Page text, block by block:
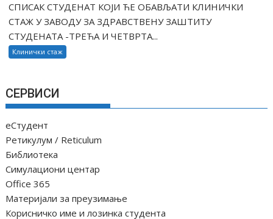
СПИСАК СТУДЕНАТ КОЈИ ЋЕ ОБАВЉАТИ КЛИНИЧКИ
СТАЖ У ЗАВОДУ ЗА ЗДРАВСТВЕНУ ЗАШТИТУ
СТУДЕНАТА -ТРЕЋА И ЧЕТВРТА...
Клинички стаж
СЕРВИСИ
еСтудент
Ретикулум / Reticulum
Библиотека
Симулациони центар
Office 365
Материјали за преузимање
Корисничко име и лозинка студента